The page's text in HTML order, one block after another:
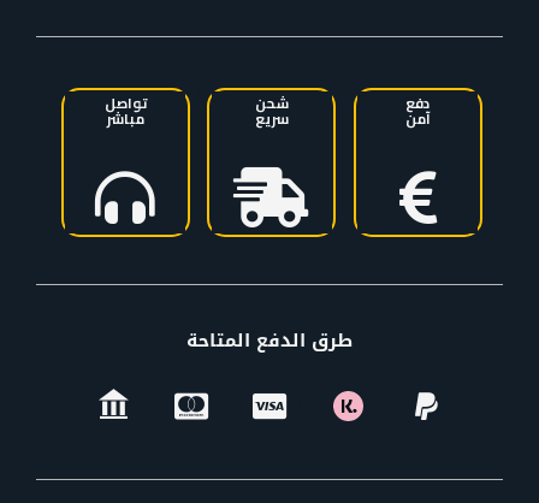
دفع
آمن
شحن
سريع
تواصل
مباشر
طرق الدفع المتاحة